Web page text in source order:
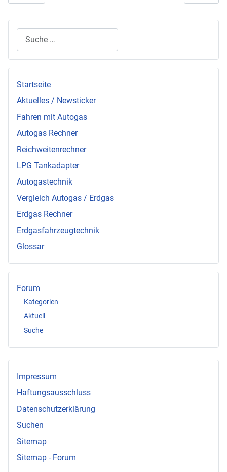
Suchen
Startseite
Aktuelles / Newsticker
Fahren mit Autogas
Autogas Rechner
Reichweitenrechner
LPG Tankadapter
Autogastechnik
Vergleich Autogas / Erdgas
Erdgas Rechner
Erdgasfahrzeugtechnik
Glossar
Forum
Kategorien
Aktuell
Suche
Impressum
Haftungsausschluss
Datenschutzerklärung
Suchen
Sitemap
Sitemap - Forum